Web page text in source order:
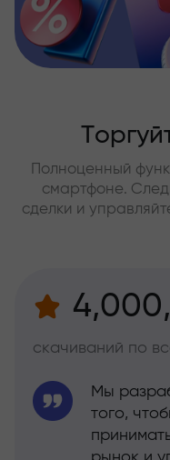
Полноценный
смартфоне.
сделки и
скачиваний по
Мы
того,